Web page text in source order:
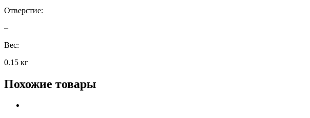
Отверстие:
–
Вес:
0.15 кг
Похожие товары